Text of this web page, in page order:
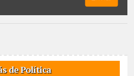
de Política